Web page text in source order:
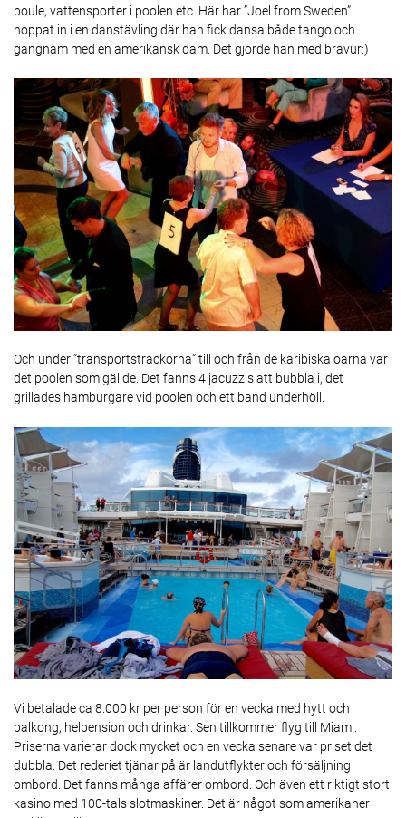
boule, vattensporter i poolen etc. Här har ”Joel from Sweden”
hoppat in i en danstävling där han fick dansa både tango och
gangnam med en amerikansk dam. Det gjorde han med bravur:)
Och under ”transportsträckorna” till och från de karibiska öarna var
det poolen som gällde. Det fanns 4 jacuzzis att bubbla i, det
grillades hamburgare vid poolen och ett band underhöll.
Vi betalade ca 8.000 kr per person för en vecka med hytt och
balkong, helpension och drinkar. Sen tillkommer flyg till Miami.
Priserna varierar dock mycket och en vecka senare var priset det
dubbla. Det rederiet tjänar på är landutflykter och försäljning
ombord. Det fanns många affärer ombord. Och även ett riktigt stort
kasino med 100-tals slotmaskiner. Det är något som amerikaner